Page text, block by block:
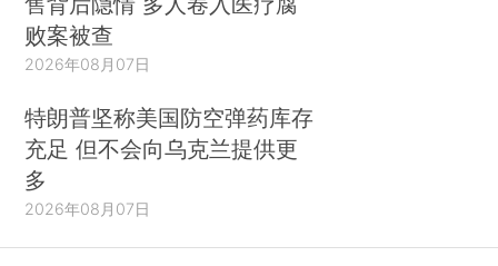
败案被查
2026年08月07日
特朗普坚称美国防空弹药库存
充足 但不会向乌克兰提供更
多
2026年08月07日